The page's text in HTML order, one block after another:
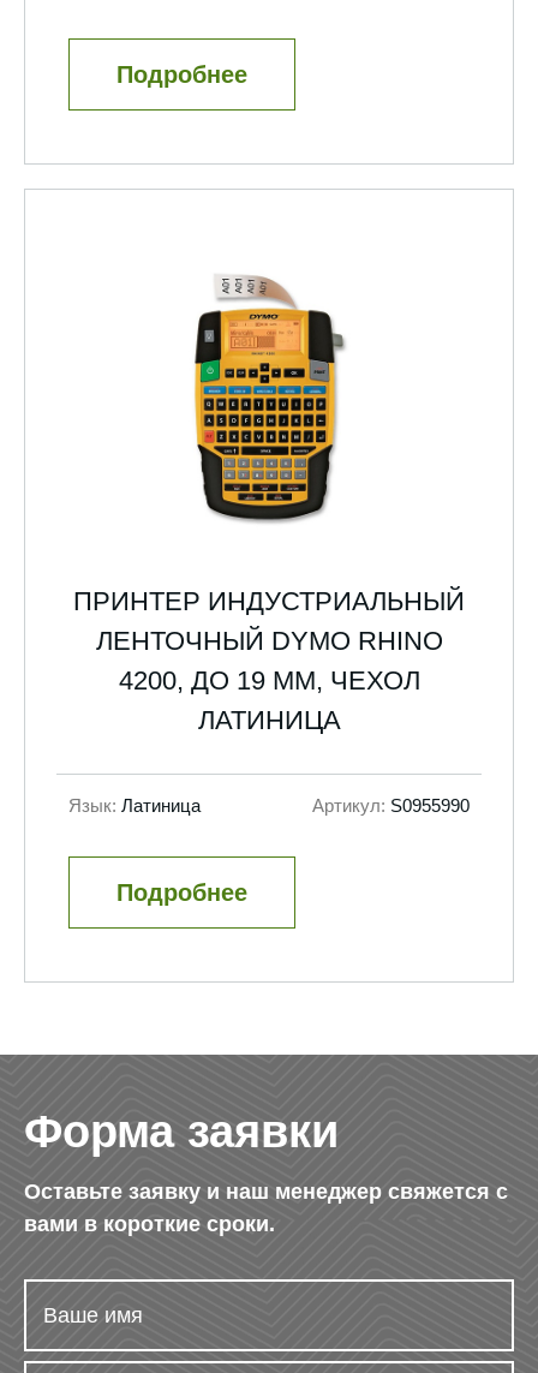
Подробнее
ПРИНТЕР ИНДУСТРИАЛЬНЫЙ
ЛЕНТОЧНЫЙ DYMO RHINO
4200, ДО 19 ММ, ЧЕХОЛ
ЛАТИНИЦА
Язык: Латиница Артикул: S0955990
Подробнее
Форма заявки
Оставьте заявку и наш менеджер свяжется с
вами в короткие сроки.